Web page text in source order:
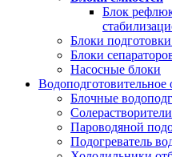
Блок
Блоки
Блоки
Насосные блоки
Водоподготовительное
Блочные
Солерастворители
Пароводяной
Подогреватель